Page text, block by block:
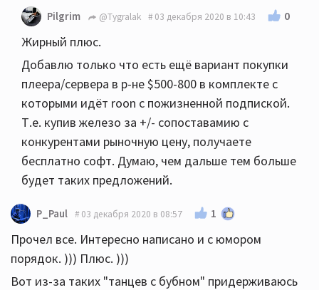
Pilgrim @Tygralak 03 декабря 2020 в 10:43 0
Жирный плюс.
Добавлю только что есть ещё вариант покупки
плеера/сервера в р-не $500-800 в комплекте с
которыми идёт roon с пожизненной подпиской.
Т.е. купив железо за +/- сопоставамию с
конкурентами рыночную цену, получаете
бесплатно софт. Думаю, чем дальше тем больше
будет таких предложений.
P_Paul 03 декабря 2020 в 08:57 1
Прочел все. Интересно написано и с юмором
порядок. ))) Плюс. )))
Вот из-за таких "танцев с бубном" придерживаюсь